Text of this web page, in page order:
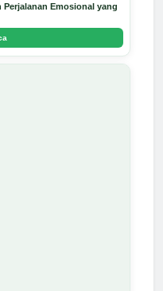
Perjalanan Emosional yang